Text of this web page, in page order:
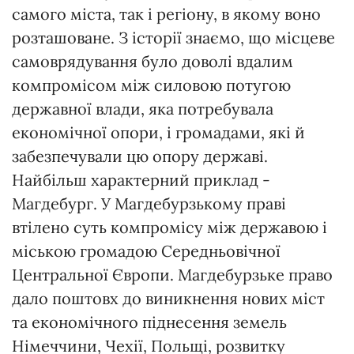
самого міста, так і регіону, в якому воно
розташоване. З історії знаємо, що місцеве
самоврядування було доволі вдалим
компромісом між силовою потугою
державної влади, яка потребувала
економічної опори, і громадами, які й
забезпечували цю опору державі.
Найбільш характерний приклад -
Магдебург. У Магдебурзькому праві
втілено суть компромісу між державою і
міською громадою Середньовічної
Центральної Європи. Магдебурзьке право
дало поштовх до виникнення нових міст
та економічного піднесення земель
Німеччини, Чехії, Польщі, розвитку